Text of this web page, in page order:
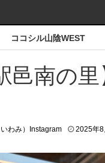
ココシル山陰WEST
邑南の
わみ）Instagram 2025年8